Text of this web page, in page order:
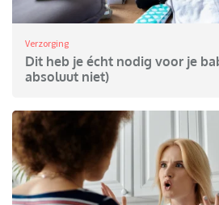
Verzorging
Dit heb je écht nodig voor je
absoluut niet)